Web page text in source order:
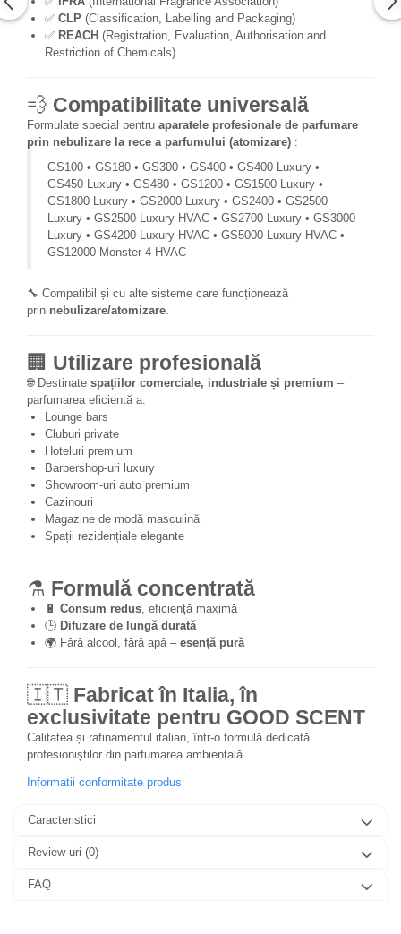
✅ CLP (Classification, Labelling and Packaging)
✅ REACH (Registration, Evaluation, Authorisation and
Restriction of Chemicals)
💨 Compatibilitate universală
Formulate special pentru aparatele profesionale de parfumare
prin nebulizare la rece a parfumului (atomizare) :
GS100 • GS180 • GS300 • GS400 • GS400 Luxury •
GS450 Luxury • GS480 • GS1200 • GS1500 Luxury •
GS1800 Luxury • GS2000 Luxury • GS2400 • GS2500
Luxury • GS2500 Luxury HVAC • GS2700 Luxury • GS3000
Luxury • GS4200 Luxury HVAC • GS5000 Luxury HVAC •
GS12000 Monster 4 HVAC
🔧 Compatibil și cu alte sisteme care funcționează
prin nebulizare/atomizare
🏢 Utilizare profesională
🌐 Destinate spațiilor comerciale, industriale și premium –
parfumarea eficientă a:
Lounge bars
Cluburi private
Hoteluri premium
Barbershop-uri luxury
Showroom-uri auto premium
Cazinouri
Magazine de modă masculină
Spații rezidențiale elegante
⚗️ Formulă concentrată
🔋 Consum redus , eficiență maximă
🕒 Difuzare de lungă durată
🌍 Fără alcool, fără apă – esență pură
🇮🇹 Fabricat în Italia, în
exclusivitate pentru GOOD SCENT
Calitatea și rafinamentul italian, într-o formulă dedicată
profesioniștilor din parfumarea ambientală.
Informatii conformitate produs
Caracteristici
Review-uri (0)
FAQ